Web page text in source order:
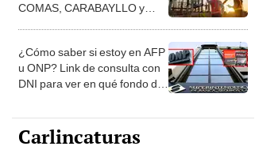
COMAS, CARABAYLLO y
¿Cómo saber si estoy en AFP
u ONP? Link de consulta con
DNI para ver en qué fondo de
Carlincaturas